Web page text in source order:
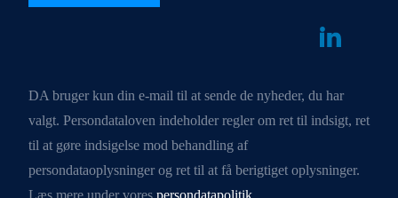
DA bruger kun din e-mail til at sende de nyheder, du har
valgt. Persondataloven indeholder regler om ret til indsigt, ret
til at gøre indsigelse mod behandling af
persondataoplysninger og ret til at få berigtiget oplysninger.